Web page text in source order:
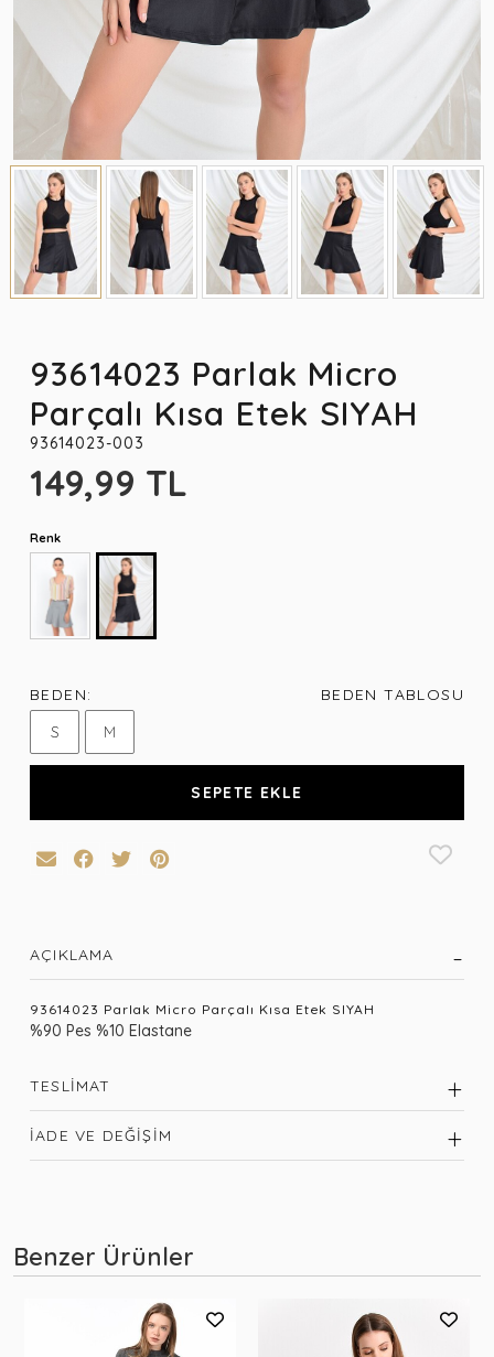
93614023 Parlak Micro
Parçalı Kısa Etek SIYAH
93614023-003
149,99 TL
Renk
BEDEN:
BEDEN TABLOSU
S
M
SEPETE EKLE
AÇIKLAMA
93614023 Parlak Micro Parçalı Kısa Etek SIYAH
%90 Pes %10 Elastane
TESLIMAT
İADE VE DEĞIŞIM
Benzer Ürünler